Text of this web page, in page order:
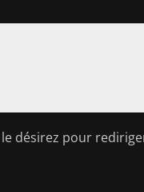
désirez pour